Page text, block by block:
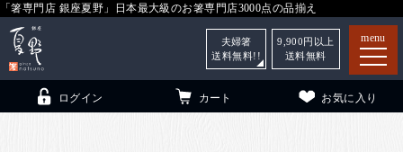
「箸専門店 銀座夏野」日本最大級のお箸専門店3000点の品揃え
menu
ログイン カート お気に入り
夫婦箸
送料無料!!
9,900 円以上
送料無料